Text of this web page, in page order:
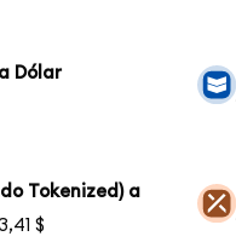
Dólar
Tokenized) a
$